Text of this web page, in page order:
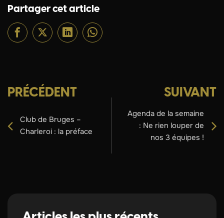
Partager cet article
PRÉCÉDENT
Club de Bruges –
Charleroi : la préface
SUIVANT
Agenda de la semaine
: Ne rien louper de
nos 3 équipes !